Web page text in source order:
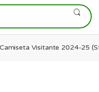
Camiseta Visitante 2024-25